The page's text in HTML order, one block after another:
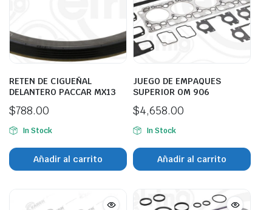
RETEN DE CIGUEÑAL
DELANTERO PACCAR MX13
$788.00
In Stock
Añadir al carrito
JUEGO DE EMPAQUES
SUPERIOR OM 906
$4,658.00
In Stock
Añadir al carrito